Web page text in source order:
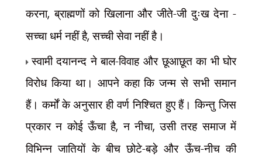
करना,ब्राह्मणों को खिलाना और जीते-जी दुःख देना -
सच्चा धर्म नहीं है,सच्ची सेवा नहीं है।
स्वामी दयानन्द ने बाल-विवाह और छूआछूत का भी घोर
विरोध किया था। आपने कहा कि जन्म से सभी समान
हैं। कर्मों के अनुसार ही वर्ण निश्चित हुए हैं। किन्तु जिस
प्रकार न कोई ऊँचा है,न नीचा,उसी तरह समाज में
विभिन्न जातियों के बीच छोटे-बड़े और ऊँच-नीच की